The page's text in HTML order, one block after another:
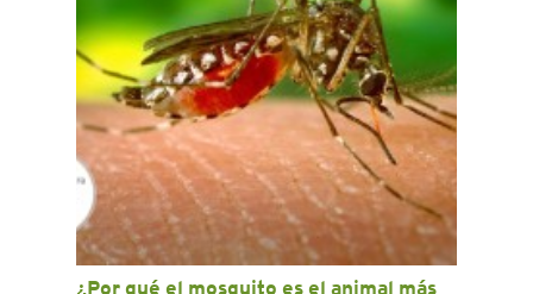
¿Por qué el mosquito es el animal más